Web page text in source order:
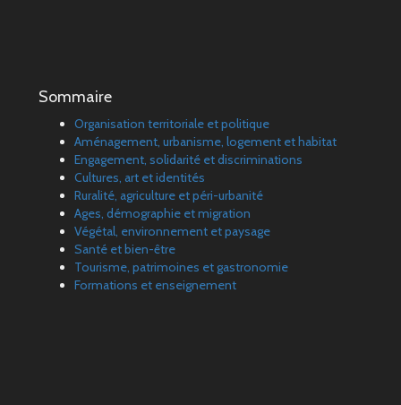
Sommaire
Organisation territoriale et politique
Aménagement, urbanisme, logement et habitat
Engagement, solidarité et discriminations
Cultures, art et identités
Ruralité, agriculture et péri-urbanité
Ages, démographie et migration
Végétal, environnement et paysage
Santé et bien-être
Tourisme, patrimoines et gastronomie
Formations et enseignement